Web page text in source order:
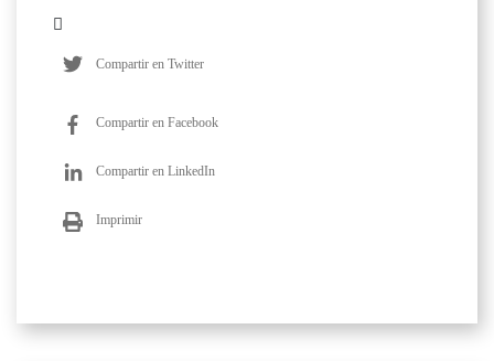
Compartir en Twitter
Compartir en Facebook
Compartir en LinkedIn
Imprimir